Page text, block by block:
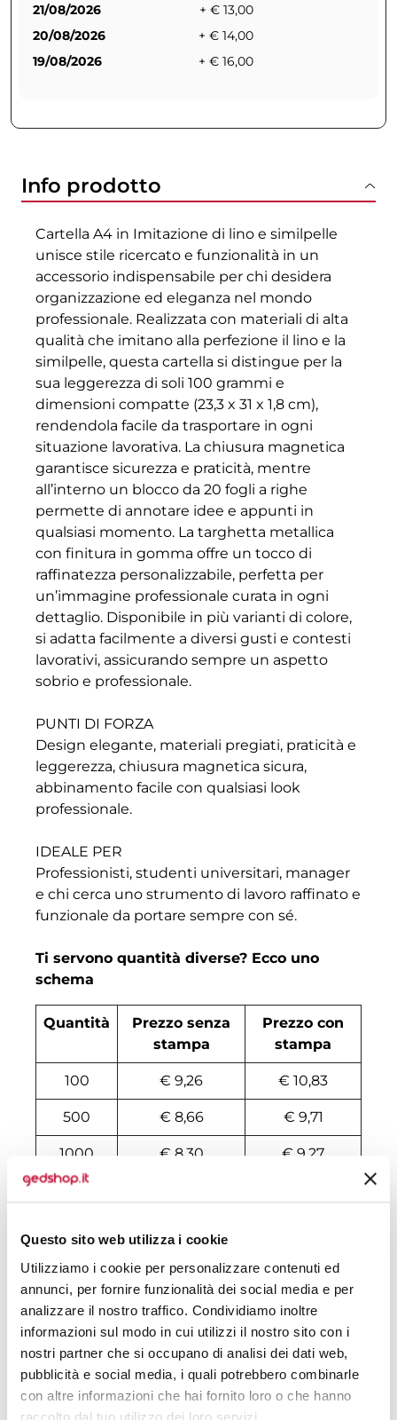
Questo sito web utilizza i cookie
Utilizziamo i cookie per personalizzare contenuti ed
annunci, per fornire funzionalità dei social media e per
analizzare il nostro traffico. Condividiamo inoltre
informazioni sul modo in cui utilizzi il nostro sito con i
nostri partner che si occupano di analisi dei dati web,
pubblicità e social media, i quali potrebbero combinarle
con altre informazioni che hai fornito loro o che hanno
raccolto dal tuo utilizzo dei loro servizi.
21/08/2026
+ € 13,00
20/08/2026
+ € 14,00
19/08/2026
+ € 16,00
Info prodotto
Cartella A4 in Imitazione di lino e similpelle
unisce stile ricercato e funzionalità in un
accessorio indispensabile per chi desidera
organizzazione ed eleganza nel mondo
professionale. Realizzata con materiali di alta
qualità che imitano alla perfezione il lino e la
similpelle, questa cartella si distingue per la
sua leggerezza di soli 100 grammi e
dimensioni compatte (23,3 x 31 x 1,8 cm),
rendendola facile da trasportare in ogni
situazione lavorativa. La chiusura magnetica
garantisce sicurezza e praticità, mentre
all’interno un blocco da 20 fogli a righe
permette di annotare idee e appunti in
qualsiasi momento. La targhetta metallica
con finitura in gomma offre un tocco di
raffinatezza personalizzabile, perfetta per
un’immagine professionale curata in ogni
dettaglio. Disponibile in più varianti di colore,
si adatta facilmente a diversi gusti e contesti
lavorativi, assicurando sempre un aspetto
sobrio e professionale.
PUNTI DI FORZA
Design elegante, materiali pregiati, praticità e
leggerezza, chiusura magnetica sicura,
abbinamento facile con qualsiasi look
professionale.
IDEALE PER
Professionisti, studenti universitari, manager
e chi cerca uno strumento di lavoro raffinato e
funzionale da portare sempre con sé.
Ti servono quantità diverse? Ecco uno
schema
Quantità
Prezzo senza
stampa
Prezzo con
stampa
100 € 9,26 € 10,83
500 € 8,66 € 9,71
1000 € 8,30 € 9,27
2000
4000 € 8,12 € 8,83
5000 € 8,12 € 8,83
6000 € 8,12 € 8,83
7000 € 8,12 € 8,70
8000 € 8,10